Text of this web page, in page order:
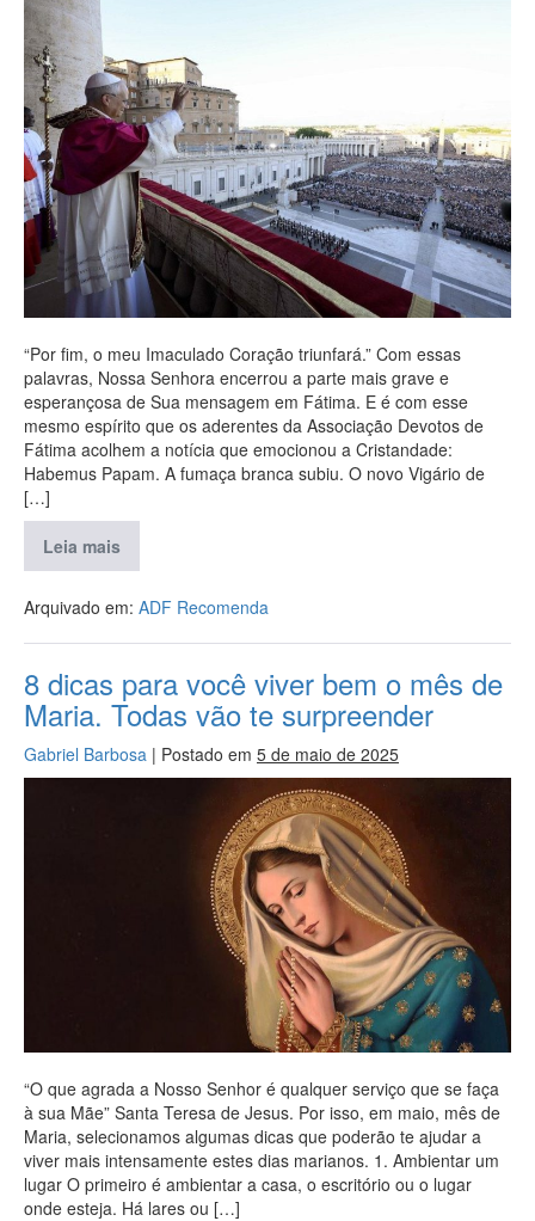
“Por fim, o meu Imaculado Coração triunfará.” Com essas
palavras, Nossa Senhora encerrou a parte mais grave e
esperançosa de Sua mensagem em Fátima. E é com esse
mesmo espírito que os aderentes da Associação Devotos de
Fátima acolhem a notícia que emocionou a Cristandade:
Habemus Papam. A fumaça branca subiu. O novo Vigário de
[…]
Leia mais
Arquivado em: ADF Recomenda
8 dicas para você viver bem o mês de
Maria. Todas vão te surpreender
Gabriel Barbosa | Postado em 5 de maio de 2025
“O que agrada a Nosso Senhor é qualquer serviço que se faça
à sua Mãe” Santa Teresa de Jesus. Por isso, em maio, mês de
Maria, selecionamos algumas dicas que poderão te ajudar a
viver mais intensamente estes dias marianos. 1. Ambientar um
lugar O primeiro é ambientar a casa, o escritório ou o lugar
onde esteja. Há lares ou […]